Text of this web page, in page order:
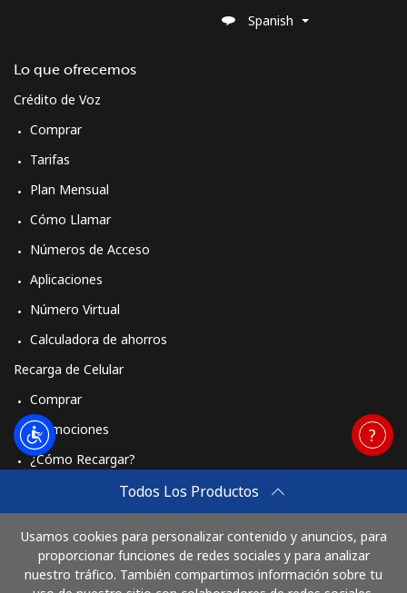
Todos Los Productos
Usamos cookies para personalizar contenido y anuncios, para
proporcionar funciones de redes sociales y para analizar
nuestro tráfico. También compartimos información sobre tu
Lo que ofrecemos
Crédito de Voz
Comprar
Tarifas
Plan Mensual
Cómo Llamar
Números de Acceso
Aplicaciones
Número Virtual
Calculadora de ahorros
Recarga de Celular
Comprar
Promociones
¿Cómo Recargar?
Comprar
Cómo funciona
Spanish